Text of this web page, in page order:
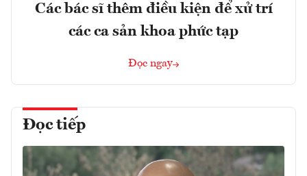
Các bác sĩ thêm điều kiện để xử trí
các ca sản khoa phức tạp
Đọc ngay
Đọc tiếp